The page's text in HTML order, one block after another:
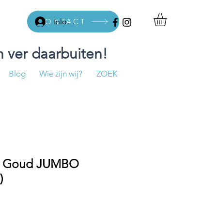
Inloggen
CONTACT
ver daarbuiten!
Blog Wie zijn wij? ZOEK
JUMBO